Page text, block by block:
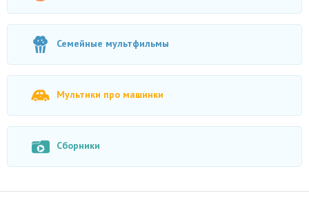
Семейные мультфильмы
Мультики про машинки
Сборники